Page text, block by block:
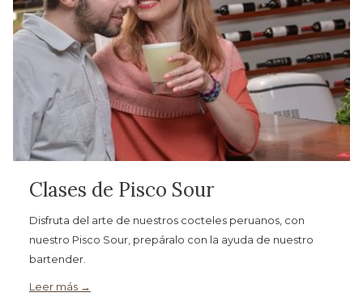
Clases de Pisco Sour
Disfruta del arte de nuestros cocteles peruanos, con
nuestro Pisco Sour, prepáralo con la ayuda de nuestro
bartender.
Leer más